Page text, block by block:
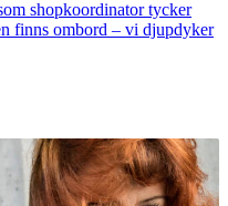
shopkoordinator tycker
finns ombord – vi djupdyker